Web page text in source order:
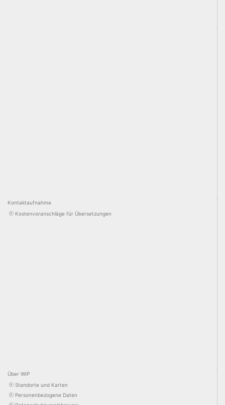
Kontaktaufnahme
Kostenvoranschläge für Übersetzungen
Über WIP
Standorte und Karten
Personenbezogene Daten